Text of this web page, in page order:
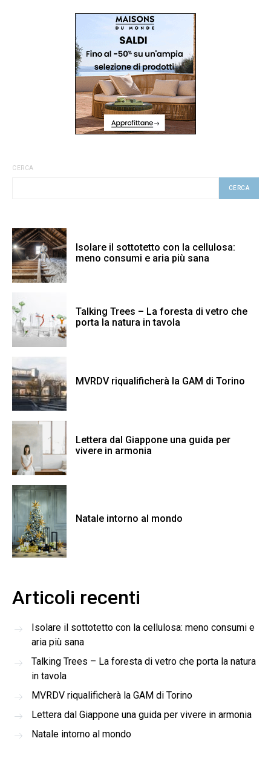
CERCA
CERCA
Isolare il sottotetto con la cellulosa:
meno consumi e aria più sana
Talking Trees – La foresta di vetro che
porta la natura in tavola
MVRDV riqualificherà la GAM di Torino
Lettera dal Giappone una guida per
vivere in armonia
Natale intorno al mondo
Articoli recenti
Isolare il sottotetto con la cellulosa: meno consumi e
aria più sana
Talking Trees – La foresta di vetro che porta la natura
in tavola
MVRDV riqualificherà la GAM di Torino
Lettera dal Giappone una guida per vivere in armonia
Natale intorno al mondo